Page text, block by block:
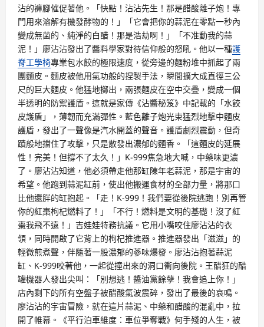
沾的褲腳催促著他。「快點！沾沾先生！那是醋酸離子炮！專
門用來溶解有機發酵物的！」「它會把你的蒜泥在零點一秒內
變成無菌的、純淨的白醋！那是浩劫啊！」「不准動我的蒜
泥！」廖沾沾發出了醬料學家對待信仰般的怒吼。他以一種護
脊工學椅專業包水餃的極限速度，從旁邊的麵粉堆中抓起了兩
團麵皮。麵皮被他用氣功般的捏製手法，瞬間擴大成直徑三公
尺的巨大麵皮。他猛地擲出，兩張麵皮在空中交疊，變成一個
半透明的防禦護盾。這就是家傳《沾醬秘笈》中記載的「水餃
皮護盾」，薄韌而充滿彈性。藍色離子炮光束猛烈地擊中麵皮
護盾，發出了一聲像是汽水開蓋的聲音。護盾劇烈震動，但奇
蹟般地擋住了攻擊，只是散發出濃郁的麵香。「這麵皮的延展
性！完美！但撐不了太久！」K-999焦急地大喊，中藥味更濃
了。廖沾沾知道，他必須帶走他那缸陳年老蒜泥，那是宇宙的
希望。他跑到蒜泥缸前，使出他搬運食材的全部力量，將那口
比他還胖的缸抱起。「走！K-999！我們要從後院逃跑！別再管
你的紅棗枸杞燃料了！」「不行！燃料是文明的基礎！沒了紅
棗我飛不遠！」吉娃娃特務抗議。它用小嘴咬住廖沾沾的衣
領，同時開啟了它背上的枸杞推進器。推進器發出「滋滋」的
輕微煎煮聲，伴隨著一股濃郁的蔘味爆發。廖沾沾抱著蒜泥
缸、K-999咬著他，一起從撞出來的洞口衝向後院。王醋狂的醋
罐機器人發出尖叫：「別想逃！醬油黨餘孽！我會追上你！」
店內剩下的所有空盤子被醋酸氣波震碎，發出了最後的哀鳴。
廖沾沾的宇宙冒險，就在這片蒜泥、中藥和醋酸的混亂中，拉
開了帷幕。《平行泊車維度：車位爭奪戰》何手殘的人生，被